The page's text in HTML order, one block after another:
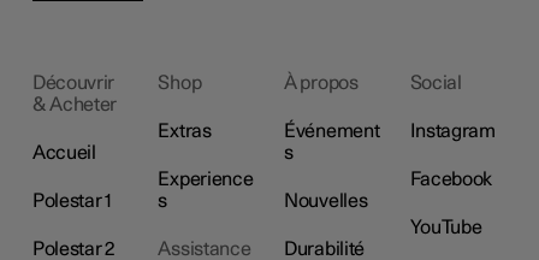
Découvrir
& Acheter
Accueil
Polestar 1
Polestar 2
Shop
Extras
Experience
s
Assistance
À propos
Événement
s
Nouvelles
Durabilité
Social
Instagram
Facebook
YouTube